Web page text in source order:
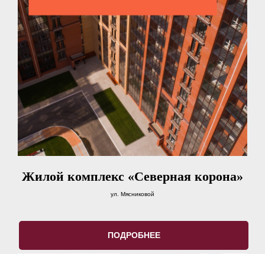
Жилой комплекс «Северная корона»
ул. Мясниковой
ПОДРОБНЕЕ